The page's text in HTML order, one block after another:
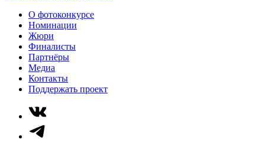
О фотоконкурсе
Номинации
Жюри
Финалисты
Партнёры
Медиа
Контакты
Поддержать проект